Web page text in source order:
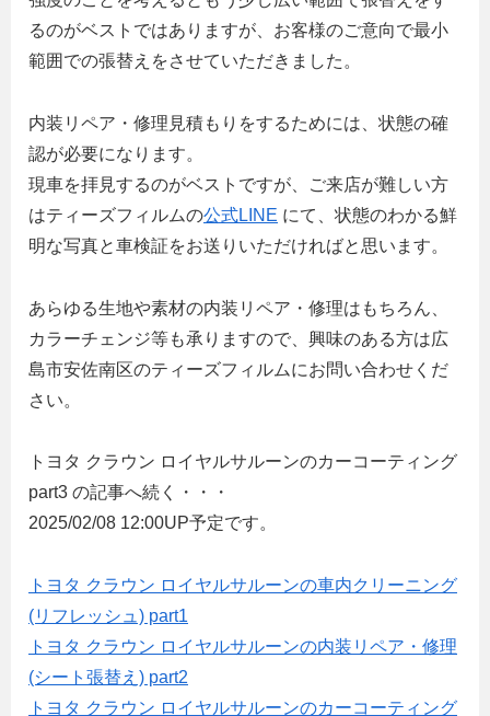
るのがベストではありますが、お客様のご意向で最小
範囲での張替えをさせていただきました。
内装リペア・修理見積もりをするためには、状態の確
認が必要になります。
現車を拝見するのがベストですが、ご来店が難しい方
はティーズフィルムの公式LINE にて、状態のわかる鮮
明な写真と車検証をお送りいただければと思います。
あらゆる生地や素材の内装リペア・修理はもちろん、
カラーチェンジ等も承りますので、興味のある方は広
島市安佐南区のティーズフィルムにお問い合わせくだ
さい。
トヨタ クラウン ロイヤルサルーンのカーコーティング
part3 の記事へ続く・・・
2025/02/08 12:00UP予定です。
トヨタ クラウン ロイヤルサルーンの車内クリーニング
(リフレッシュ) part1
トヨタ クラウン ロイヤルサルーンの内装リペア・修理
(シート張替え) part2
トヨタ クラウン ロイヤルサルーンのカーコーティング